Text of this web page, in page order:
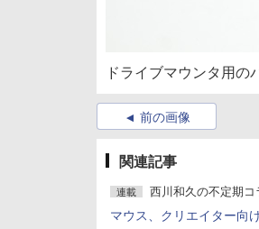
ドライブマウンタ用の
前の画像
関連記事
連載 西川和久の不定期コ
マウス、クリエイター向